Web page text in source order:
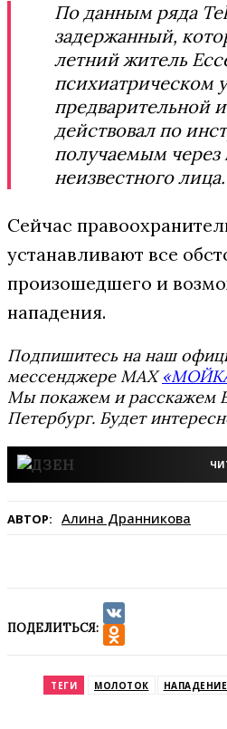
По данным ряда
задержанный,
летний житель
психиатрическом
предварительной
действовал по
получаемым
неизвестного лица.
Сейчас
устанавливают все
произошедшего и
нападения.
Подпишитесь на наш
мессенджере MAX
Мы покажем и расскажем
Петербург. Будет
АВТОР: Алина Дранникова
ПОДЕЛИТЬСЯ:
VK
ТЕГИ МОЛОТОК НАПАДЕНИЕ